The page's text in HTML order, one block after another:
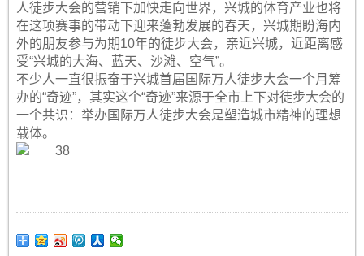
人徒步大会的营销下加快走向世界，兴城的体育产业也将
在这项赛事的带动下迎来蓬勃发展的春天，兴城期盼海内
外的朋友参与为期10年的徒步大会，亲近兴城，近距离感
受“兴城的大海、蓝天、沙滩、空气”。
不少人一直很振奋于兴城首届国际万人徒步大会一个月筹
办的“奇迹”，其实这个“奇迹”来源于全市上下对徒步大会的
一个共识：举办国际万人徒步大会是塑造城市精神的理想
载体。